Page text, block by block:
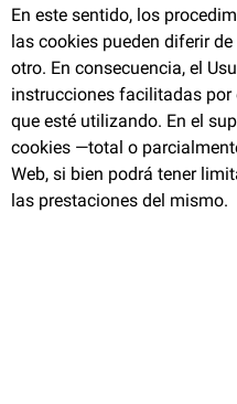
En este sentido, los
las cookies pueden diferir
otro. En consecuencia, el
instrucciones facilitadas por
que esté utilizando. En el
cookies —total o
Web, si bien podrá tener
las prestaciones del mismo.